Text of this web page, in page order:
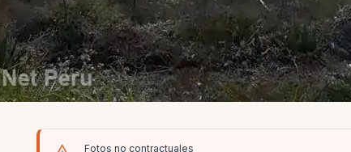
Fotos no contractuales